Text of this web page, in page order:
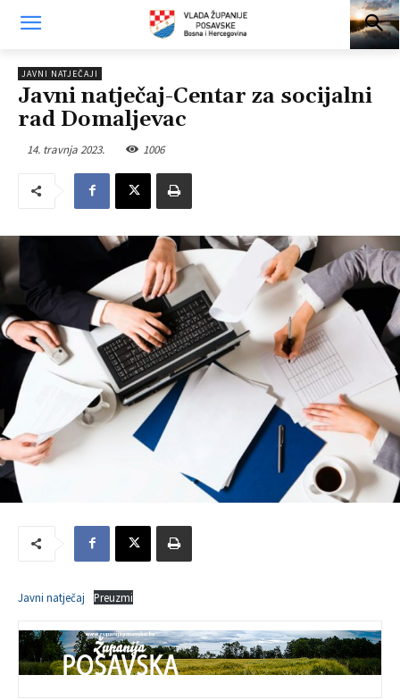
JAVNI NATJEČAJI
Javni natječaj-Centar za socijalni
rad Domaljevac
14. travnja 2023. 1006
Javni natječaj Preuzmi